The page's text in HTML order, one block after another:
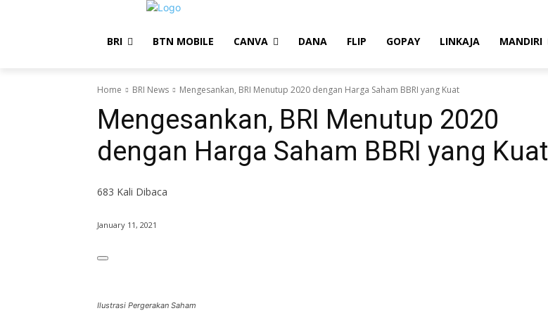
BRI BTN MOBILE CANVA DANA FLIP GOPAY LINKAJA MANDIRI
Home BRI News Mengesankan, BRI Menutup 2020 dengan Harga Saham BBRI yang Kuat
Mengesankan, BRI Menutup 2020
dengan Harga Saham BBRI yang Kuat
683 Kali Dibaca
January 11, 2021
Ilustrasi Pergerakan Saham